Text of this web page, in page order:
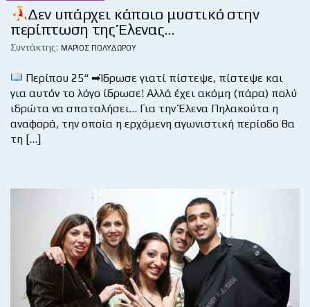
Δεν υπάρχει κάποιο μυστικό στην
περίπτωση της Έλενας…
Συντάκτης: ΜΆΡΙΟΣ ΠΟΛΥΔΏΡΟΥ
Περίπου 25“ ➡Ίδρωσε γιατί πίστεψε, πίστεψε και
για αυτόν το λόγο ίδρωσε! Αλλά έχει ακόμη (πάρα) πολύ
ιδρώτα να σπαταλήσει… Για την Έλενα Πηλακούτα η
αναφορά, την οποία η ερχόμενη αγωνιστική περίοδο θα
τη […]